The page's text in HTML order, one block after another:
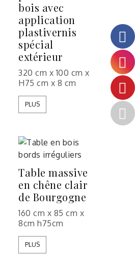
bois avec
application
plastivernis
spécial
extérieur
320 cm x 100 cm x
H75 cm x 8 cm
PLUS
Table massive
en chêne clair
de Bourgogne
160 cm x 85 cm x
8cm h75cm
PLUS